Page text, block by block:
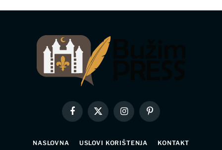
Facebook
X
(Twitter)
InstagramPinterest
NASLOVNA USLOVI KORIŠTENJA KONTAKT